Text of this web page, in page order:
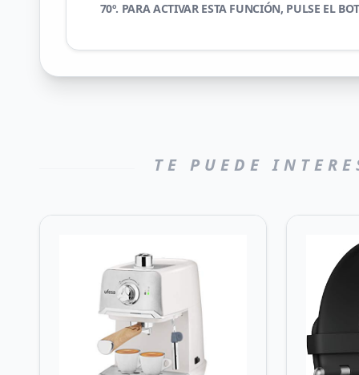
70º. PARA ACTIVAR ESTA FUNCIÓN, PULSE EL
TE PUEDE